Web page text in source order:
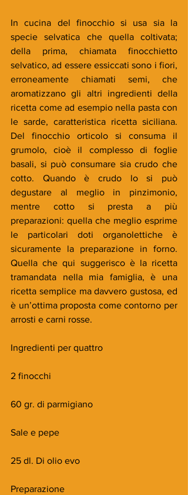
In cucina del finocchio si usa sia la
specie selvatica che quella coltivata;
della prima, chiamata finocchietto
selvatico, ad essere essiccati sono i fiori,
erroneamente chiamati semi, che
aromatizzano gli altri ingredienti della
ricetta come ad esempio nella pasta con
le sarde, caratteristica ricetta siciliana.
Del finocchio orticolo si consuma il
grumolo, cioè il complesso di foglie
basali, si può consumare sia crudo che
cotto. Quando è crudo lo si può
degustare al meglio in pinzimonio,
mentre cotto si presta a più
preparazioni: quella che meglio esprime
le particolari doti organolettiche è
sicuramente la preparazione in forno.
Quella che qui suggerisco è la ricetta
tramandata nella mia famiglia, è una
ricetta semplice ma davvero gustosa, ed
è un’ottima proposta come contorno per
arrosti e carni rosse.
Ingredienti per quattro
2 finocchi
60 gr. di parmigiano
Sale e pepe
25 dl. Di olio evo
Preparazione